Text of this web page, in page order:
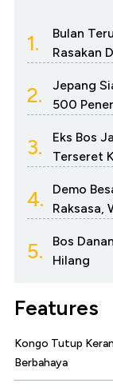
1.
Bulan
Rasakan
2.
Jepang
500
3.
Eks Bos
Terseret
4.
Demo
Raksasa,
5.
Bos
Hilang
Features
Kongo Tutup
Berbahaya